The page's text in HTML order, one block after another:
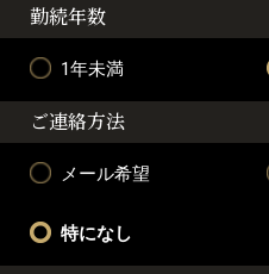
勤続年数
1年未満
ご連絡方法
メール希望
特になし